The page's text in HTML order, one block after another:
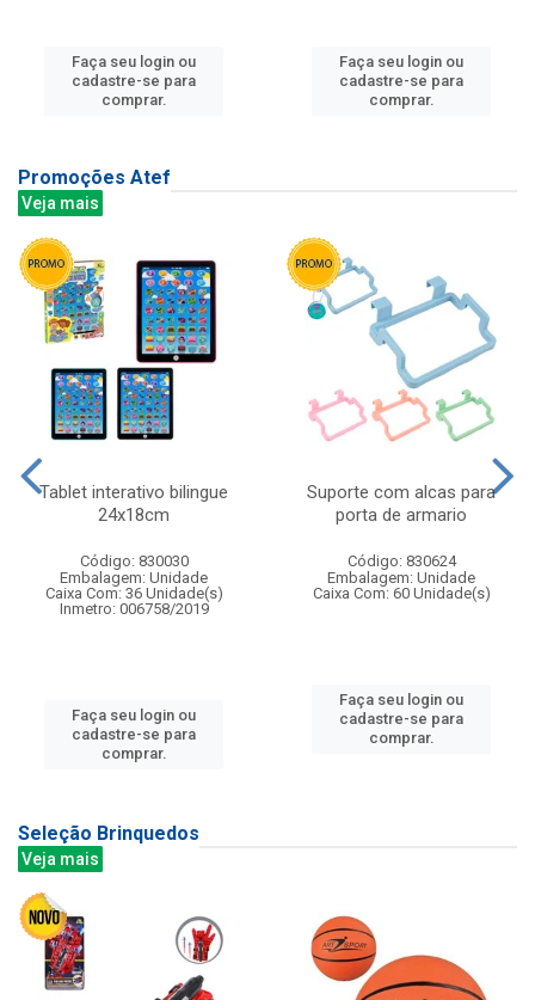
Faça seu login ou
cadastre-se para
comprar.
Faça seu login ou
cadastre-se para
comprar.
Promoções Atef
Veja mais
Tablet interativo bilingue
24x18cm
Código: 830030
Embalagem: Unidade
Caixa Com: 36 Unidade(s)
Inmetro: 006758/2019
Faça seu login ou
cadastre-se para
comprar.
Suporte com alcas para
porta de armario
Código: 830624
Embalagem: Unidade
Caixa Com: 60 Unidade(s)
Faça seu login ou
cadastre-se para
comprar.
Seleção Brinquedos
Veja mais